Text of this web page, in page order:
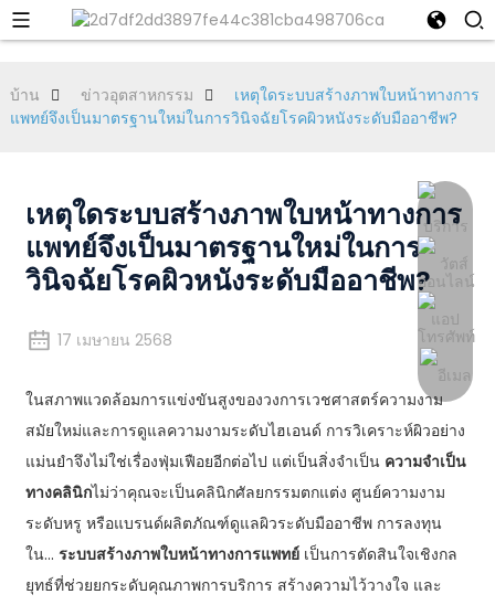
บ้าน ข่าวอุตสาหกรรม
เหตุใดระบบสร้างภาพใบหน้าทางการ
แพทย์จึงเป็นมาตรฐานใหม่ในการวินิจฉัยโรคผิวหนังระดับมืออาชีพ?
เหตุใดระบบสร้างภาพใบหน้าทางการ
แพทย์จึงเป็นมาตรฐานใหม่ในการ
วินิจฉัยโรคผิวหนังระดับมืออาชีพ?
17 เมษายน 2568
ในสภาพแวดล้อมการแข่งขันสูงของวงการเวชศาสตร์ความงาม
สมัยใหม่และการดูแลความงามระดับไฮเอนด์ การวิเคราะห์ผิวอย่าง
แม่นยำจึงไม่ใช่เรื่องฟุ่มเฟือยอีกต่อไป แต่เป็นสิ่งจำเป็น ความจำเป็น
ทางคลินิกไม่ว่าคุณจะเป็นคลินิกศัลยกรรมตกแต่ง ศูนย์ความงาม
ระดับหรู หรือแบรนด์ผลิตภัณฑ์ดูแลผิวระดับมืออาชีพ การลงทุน
ใน... ระบบสร้างภาพใบหน้าทางการแพทย์เป็นการตัดสินใจเชิงกล
ยุทธ์ที่ช่วยยกระดับคุณภาพการบริการ สร้างความไว้วางใจ และ